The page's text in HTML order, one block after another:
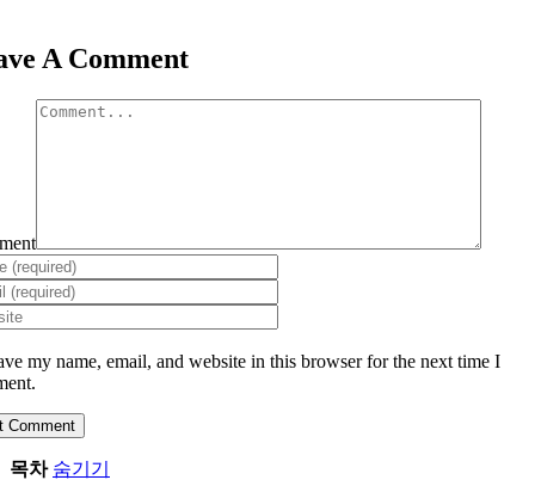
A Comment
my name, email, and website in this browser for the next time I
목차 숨기기